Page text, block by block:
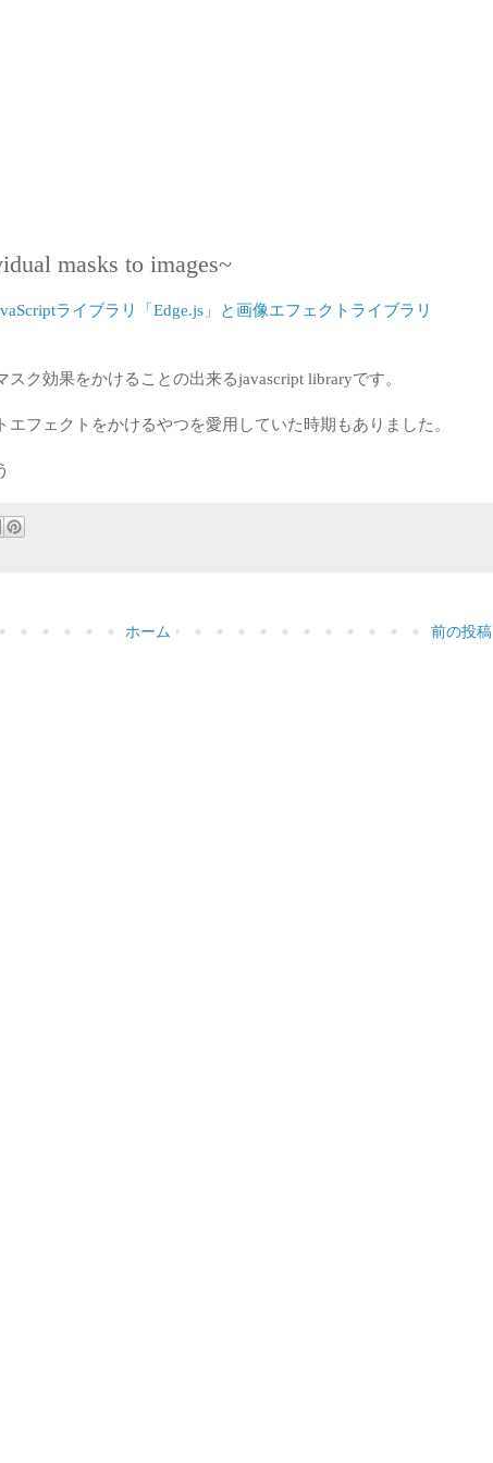
masks to images~
ライブラリ「Edge.js」と画像エフェクトライブラリ
ク効果をかけることの出来るjavascript libraryです。
エフェクトをかけるやつを愛用していた時期もありました。
前の投稿
ホーム